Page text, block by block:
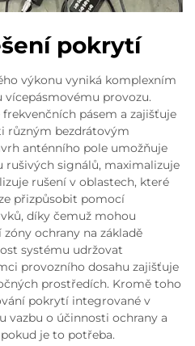
pokrytí
výkonu vyniká komplexním
provozu.
pásem a zajišťuje
různým bezdrátovým
anténního pole umožňuje
signálů, maximalizuje
rušení v oblastech, které
přizpůsobit pomocí
díky čemuž mohou
ochrany na základě
systému udržovat
provozního dosahu zajišťuje
prostředích. Kromě toho
pokrytí integrované v
vazbu o účinnosti ochrany a
je to potřeba.